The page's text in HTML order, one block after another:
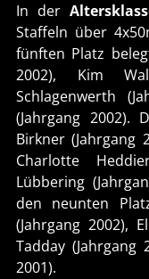
In der
Staffeln über
fünften Platz
2002), Kim
Schlagenwerth
(Jahrgang 2002).
Birkner (Jahrgang
Charlotte
Lübbering
den neunten
(Jahrgang 2002),
Tadday (Jahrgang
2001).